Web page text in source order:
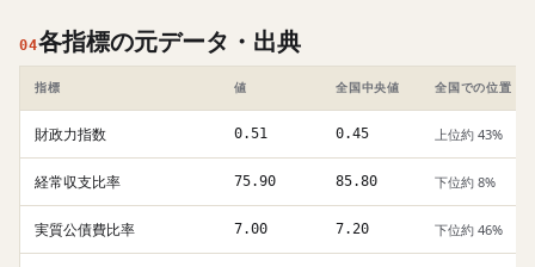
04各指標の元データ・出典
指標 値 全国中央値 全国での位置
財政力指数 0.51 0.45 上位約 43%
経常収支比率 75.90 85.80 下位約 8%
実質公債費比率 7.00 7.20 下位約 46%